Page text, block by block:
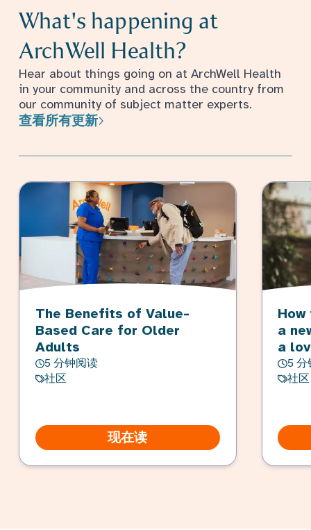
What's happening at
ArchWell Health?
Hear about things going on at ArchWell Health
in your community and across the country from
our community of subject matter experts.
查看所有更新
The Benefits of Value-
Based Care for Older
Adults
5 分钟阅读
社区
现在读
a
a
5 分
社区